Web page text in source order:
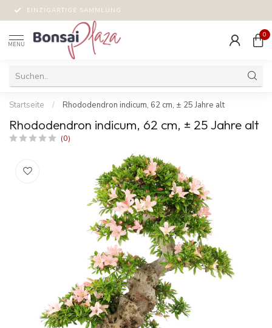
EINZIGARTIGE SAMMLUNG
MENU
0
Startseite / Rhododendron indicum, 62 cm, ± 25 Jahre alt
Rhododendron indicum, 62 cm, ± 25 Jahre alt
(0)